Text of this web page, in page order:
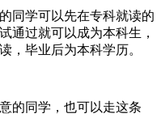
同学可以先在专科就读的
通过就可以成为本科生，
，毕业后为本科学历。
的同学，也可以走这条